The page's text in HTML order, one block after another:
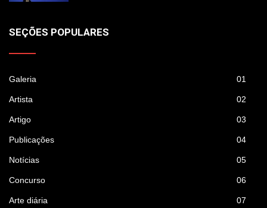
SEÇÕES POPULARES
Galeria 01
Artista 02
Artigo 03
Publicações 04
Notícias 05
Concurso 06
Arte diária 07